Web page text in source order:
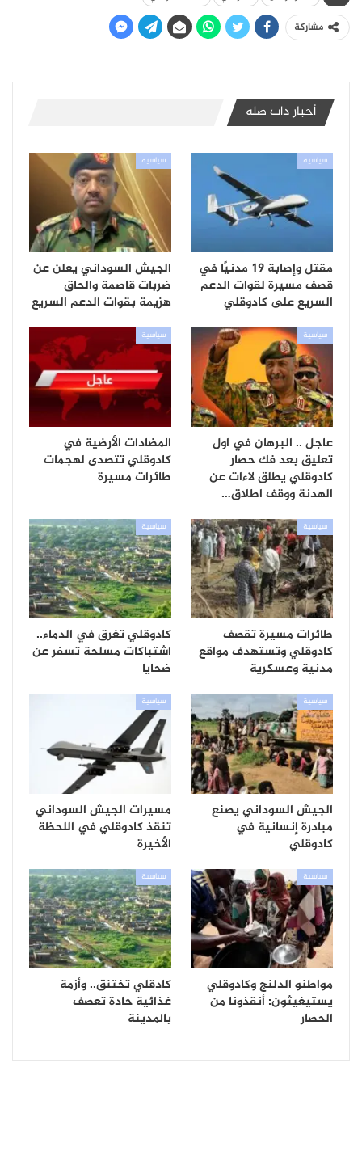
مشاركة
أخبار ذات صلة
سياسية
مقتل وإصابة 19 مدنيًا في
قصف مسيرة لقوات الدعم
السريع على كادوقلي
سياسية
الجيش السوداني يعلن عن
ضربات قاصمة والحاق
هزيمة بقوات الدعم السريع
سياسية
عاجل .. البرهان في اول
تعليق بعد فك حصار
كادوقلي يطلق لاءات عن
الهدنة ووقف اطلاق…
سياسية
المضادات الأرضية في
كادوقلي تتصدى لهجمات
طائرات مسيرة
سياسية
طائرات مسيرة تقصف
كادوقلي وتستهدف مواقع
مدنية وعسكرية
سياسية
كادوقلي تغرق في الدماء..
اشتباكات مسلحة تسفر عن
ضحايا
سياسية
الجيش السوداني يصنع
مبادرة إنسانية في
كادوقلي
سياسية
مسيرات الجيش السوداني
تنقذ كادوقلي في اللحظة
الأخيرة
سياسية
مواطنو الدلنج وكادوقلي
يستيغيثون: أنقذونا من
الحصار
سياسية
كادقلي تختنق.. وأزمة
غذائية حادة تعصف
بالمدينة